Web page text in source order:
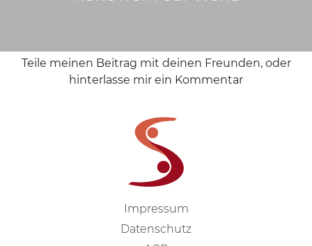
Teile meinen Beitrag mit deinen Freunden, oder
hinterlasse mir ein Kommentar
Impressum
Datenschutz